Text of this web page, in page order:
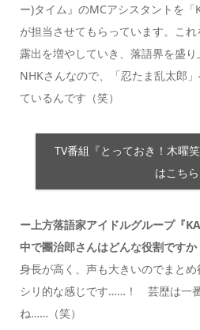
ー)タイム』のMCアシスタントを「
が担当させてもらっています。こ
露出を増やしていき、落語界を盛り
NHKさんなので、「忍たま乱太郎
ているんです（笑）
TV番組『とっておき！木曜
はこちら
ー上方落語家アイドルグループ『
中で團治郎さんはどんな役割ですか
身長が高く、声も大きいのでまと
シリ的な感じです……！ 芸歴は一
ね……（笑）